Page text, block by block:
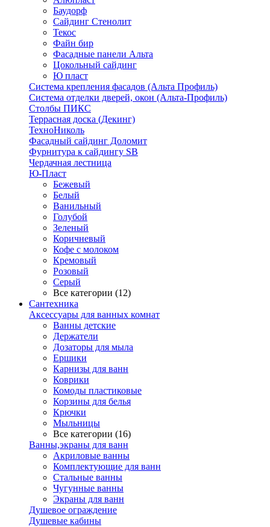
Баудорф
Сайдинг Стенолит
Текос
Файн бир
Фасадные панели Альта
Цокольный сайдинг
Ю пласт
Система крепления фасадов (Альта Профиль)
Система отделки дверей, окон (Альта-Профиль)
Столбы ПИКС
Террасная доска (Декинг)
ТехноНиколь
Фасадный сайдинг Доломит
Фурнитура к сайдингу SB
Чердачная лестница
Ю-Пласт
Бежевый
Белый
Ванильный
Голубой
Зеленый
Коричневый
Кофе с молоком
Кремовый
Розовый
Серый
Все категории (12)
Сантехника
Аксессуары для ванных комнат
Ванны детские
Держатели
Дозаторы для мыла
Ершики
Карнизы для ванн
Коврики
Комоды пластиковые
Корзины для белья
Крючки
Мыльницы
Все категории (16)
Ванны,экраны для ванн
Акриловые ванны
Комплектующие для ванн
Стальные ванны
Чугунные ванны
Экраны для ванн
Душевое ограждение
Душевые кабины